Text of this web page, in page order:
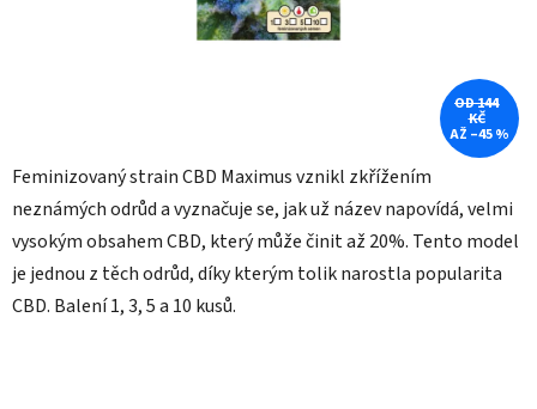
Feminizovaný strain CBD Maximus vznikl zkřížením
neznámých odrůd a vyznačuje se, jak už název napovídá, velmi
vysokým obsahem CBD, který může činit až 20%. Tento model
je jednou z těch odrůd, díky kterým tolik narostla popularita
CBD. Balení 1, 3, 5 a 10 kusů.
OD 144
KČ
AŽ –45 %